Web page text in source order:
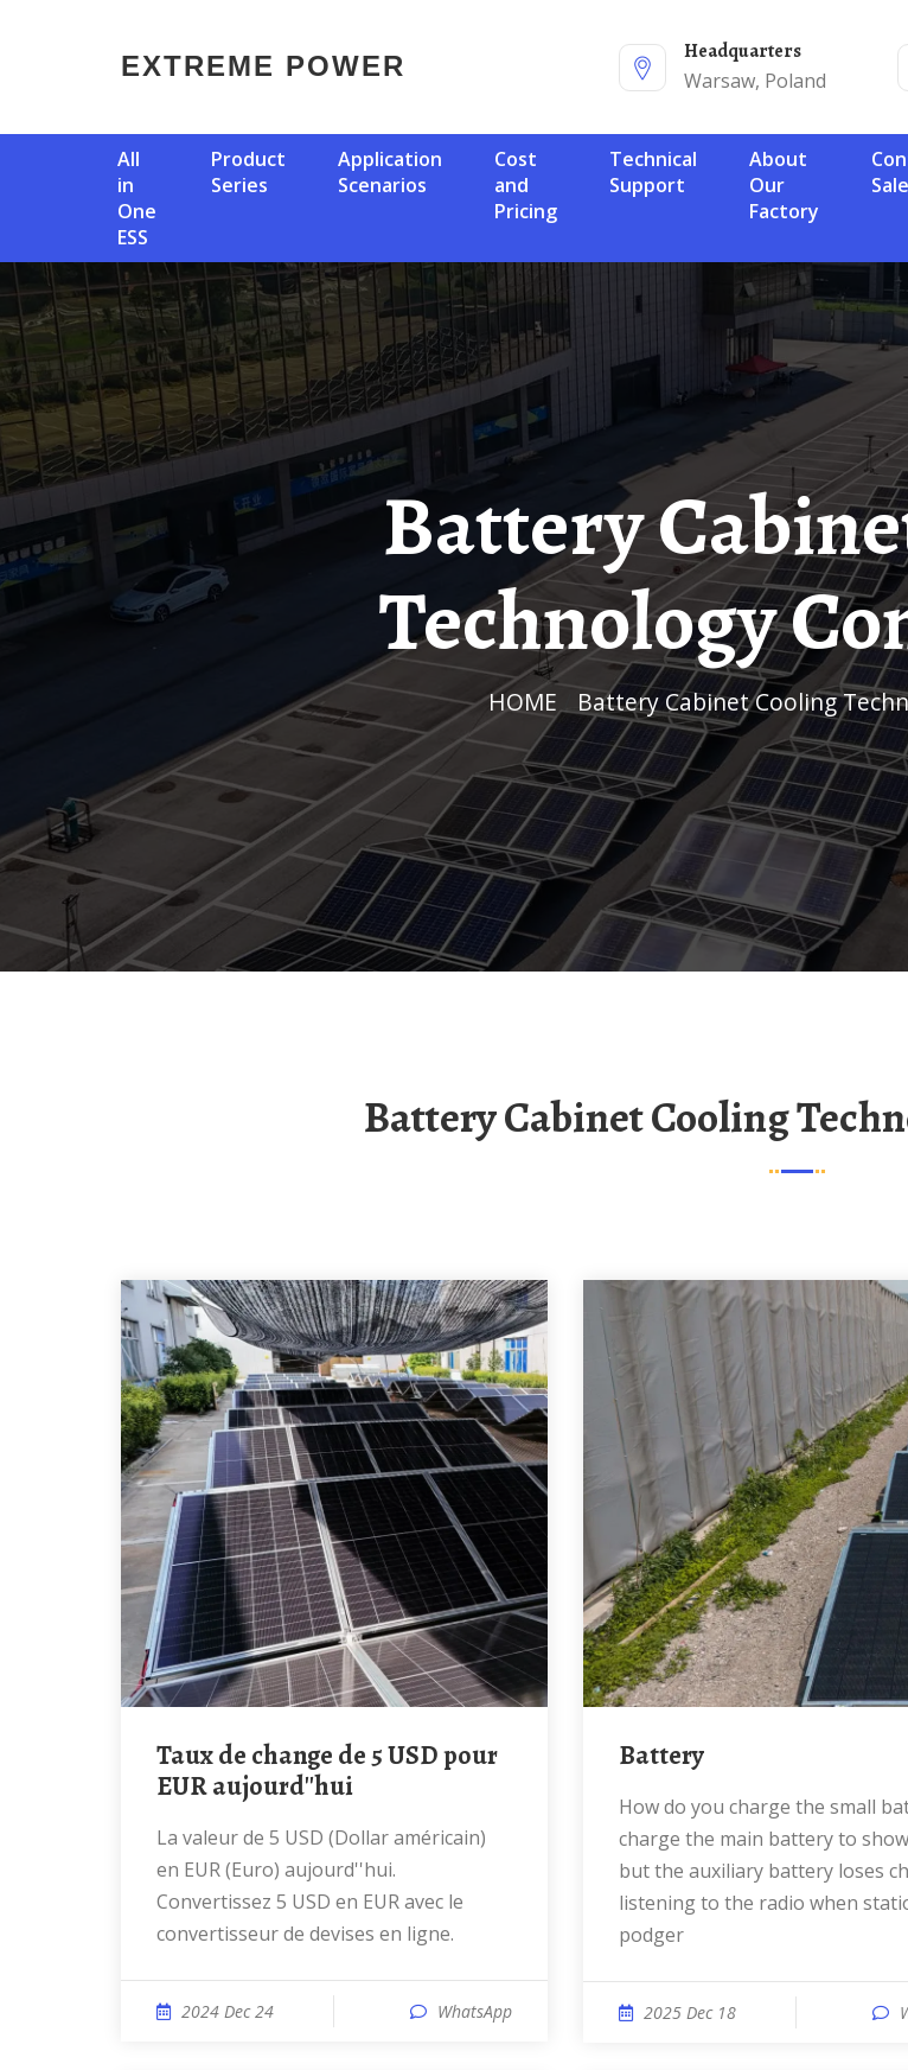
EXTREME POWER
Headquarters
Warsaw, Poland
All
in
One
ESS
Product
Series
Application
Scenarios
Cost
and
Pricing
Technical
Support
About
Our
Factory
Contact
Battery Cabinet Cooling
Technology
HOME Battery Cabinet Cooling
Battery Cabinet Cooling
Taux de change de 5 USD pour
EUR aujourd''hui
La valeur de 5 USD (Dollar américain)
en EUR (Euro) aujourd''hui.
Convertissez 5 USD en EUR avec le
convertisseur de devises en ligne.
2024 Dec 24 WhatsApp
Battery
How do you charge the small battery - I
charge the main battery to
but the auxiliary battery loses
listening to the radio when
podger
2025 Dec 18